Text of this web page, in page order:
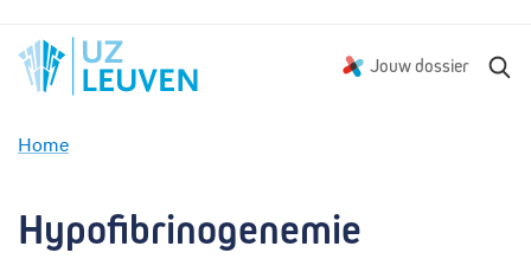
Jouw dossier
Home
o
Hypofibrinogenemie